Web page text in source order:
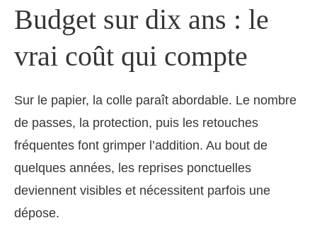
Budget sur dix ans : le
vrai coût qui compte
Sur le papier, la colle paraît abordable. Le nombre
de passes, la protection, puis les retouches
fréquentes font grimper l’addition. Au bout de
quelques années, les reprises ponctuelles
deviennent visibles et nécessitent parfois une
dépose.